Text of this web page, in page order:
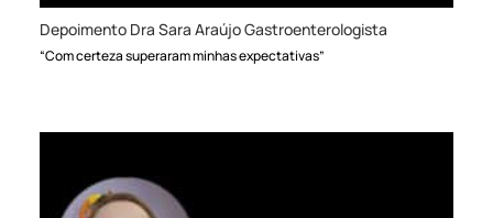
Depoimento Dra Sara Araújo Gastroenterologista
“Com certeza superaram minhas expectativas”